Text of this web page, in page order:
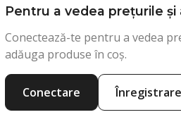
Pentru a vedea prețurile și
Conectează-te pentru a vedea
adăuga produse în coș.
Conectare Înregistrare